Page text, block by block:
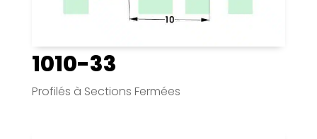
1010-33
Profilés à Sections Fermées